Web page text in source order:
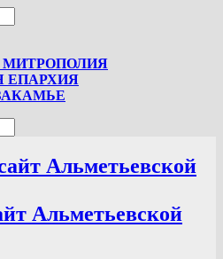
МИТРОПОЛИЯ
ЕПАРХИЯ
Альметьевской